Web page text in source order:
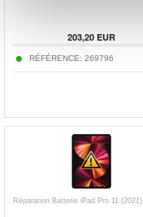
203,20EUR
RÉFÉRENCE: 269796
Réparation Batterie iPad Pro 11 (2021)